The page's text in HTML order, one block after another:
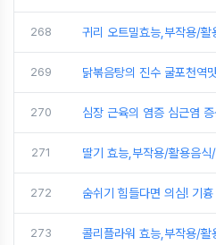
268 귀리 오트밀효능,부작용/활
269 닭볶음탕의 진수 굴포천역
270 심장 근육의 염증 심근염
271 딸기 효능,부작용/활용음식
272 숨쉬기 힘들다면 의심! 기
273 콜리플라워 효능,부작용/활